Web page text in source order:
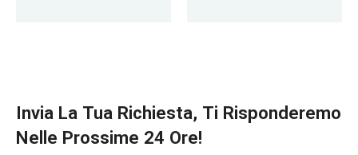
Invia La Tua Richiesta, Ti Risponderemo
Nelle Prossime 24 Ore!